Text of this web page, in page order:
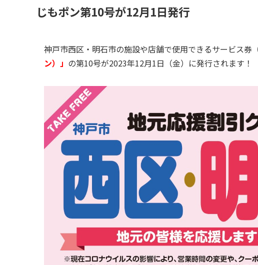
じもポン第10号が12月1日発行
神戸市西区・明石市の施設や店舗で使用できるサービス券
ン）」 の第10号が2023年12月1日（金）に発行されます！